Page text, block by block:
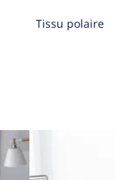
Tissu polaire